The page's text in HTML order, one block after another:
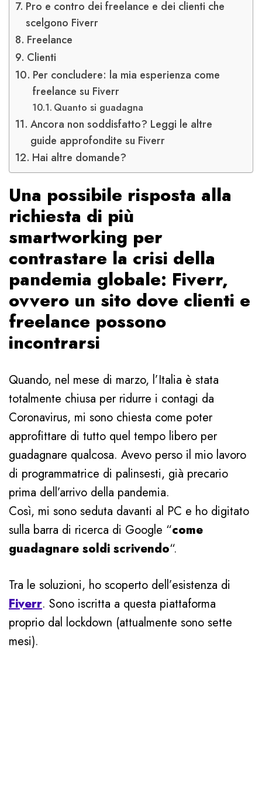
Pro e contro dei freelance e dei clienti che
scelgono Fiverr
Freelance
Clienti
Per concludere: la mia esperienza come
freelance su Fiverr
Quanto si guadagna
Ancora non soddisfatto? Leggi le altre
guide approfondite su Fiverr
Hai altre domande?
Una possibile risposta alla
richiesta di più
smartworking per
contrastare la crisi della
pandemia globale: Fiverr,
ovvero un sito dove clienti e
freelance possono
incontrarsi
Quando, nel mese di marzo, l’Italia è stata
totalmente chiusa per ridurre i contagi da
Coronavirus, mi sono chiesta come poter
approfittare di tutto quel tempo libero per
guadagnare qualcosa. Avevo perso il mio lavoro
di programmatrice di palinsesti, già precario
prima dell’arrivo della pandemia.
Così, mi sono seduta davanti al PC e ho digitato
sulla barra di ricerca di Google “come
guadagnare soldi scrivendo“.
Tra le soluzioni, ho scoperto dell’esistenza di
Fiverr. Sono iscritta a questa piattaforma
proprio dal lockdown (attualmente sono sette
mesi).